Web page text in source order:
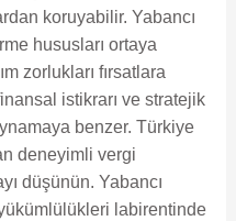
koruyabilir. Yabancı
hususları ortaya
zorlukları fırsatlara
istikrarı ve stratejik
benzer. Türkiye
deneyimli vergi
düşünün. Yabancı
labirentinde